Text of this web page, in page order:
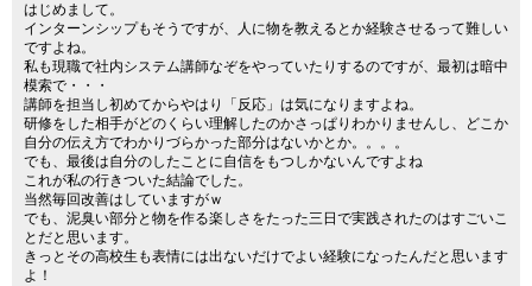
はじめまして。
インターンシップもそうですが、人に物を教えるとか経験させるって難しい
ですよね。
私も現職で社内システム講師なぞをやっていたりするのですが、最初は暗中
模索で・・・
講師を担当し初めてからやはり「反応」は気になりますよね。
研修をした相手がどのくらい理解したのかさっぱりわかりませんし、どこか
自分の伝え方でわかりづらかった部分はないかとか。。。。
でも、最後は自分のしたことに自信をもつしかないんですよね
これが私の行きついた結論でした。
当然毎回改善はしていますがｗ
でも、泥臭い部分と物を作る楽しさをたった三日で実践されたのはすごいこ
とだと思います。
きっとその高校生も表情には出ないだけでよい経験になったんだと思います
よ！